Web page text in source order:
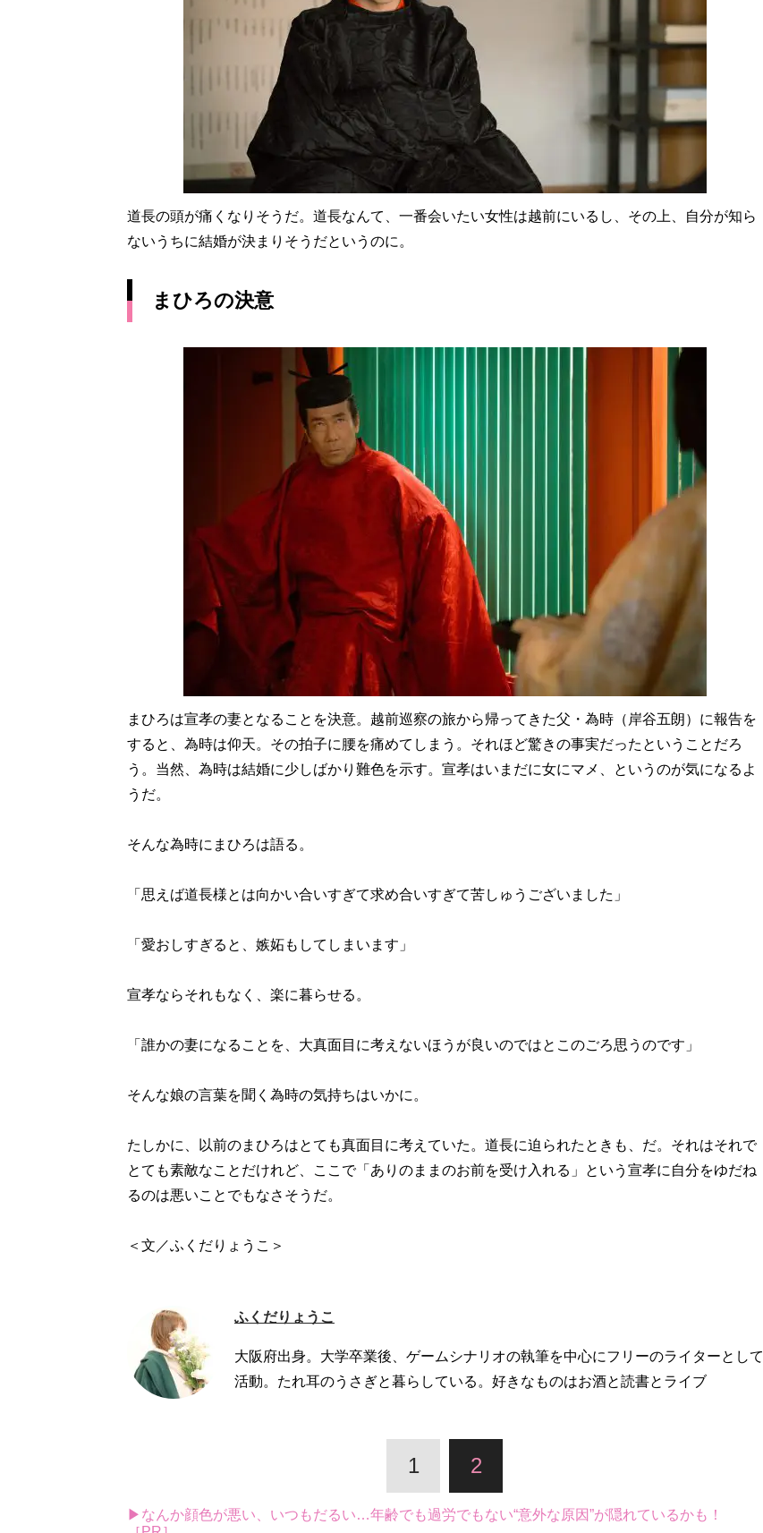
道長の頭が痛くなりそうだ。道長なんて、一番会いたい女性は越前にいるし、その上、自分が知ら
ないうちに結婚が決まりそうだというのに。
まひろの決意
まひろは宣孝の妻となることを決意。越前巡察の旅から帰ってきた父・為時（岸谷五朗）に報告を
すると、為時は仰天。その拍子に腰を痛めてしまう。それほど驚きの事実だったということだろ
う。当然、為時は結婚に少しばかり難色を示す。宣孝はいまだに女にマメ、というのが気になるよ
うだ。
そんな為時にまひろは語る。
「思えば道長様とは向かい合いすぎて求め合いすぎて苦しゅうございました」
「愛おしすぎると、嫉妬もしてしまいます」
宣孝ならそれもなく、楽に暮らせる。
「誰かの妻になることを、大真面目に考えないほうが良いのではとこのごろ思うのです」
そんな娘の言葉を聞く為時の気持ちはいかに。
たしかに、以前のまひろはとても真面目に考えていた。道長に迫られたときも、だ。それはそれで
とても素敵なことだけれど、ここで「ありのままのお前を受け入れる」という宣孝に自分をゆだね
るのは悪いことでもなさそうだ。
＜文／ふくだりょうこ＞
ふくだりょうこ
大阪府出身。大学卒業後、ゲームシナリオの執筆を中心にフリーのライターとして
活動。たれ耳のうさぎと暮らしている。好きなものはお酒と読書とライブ
1 2
▶なんか顔色が悪い、いつもだるい…年齢でも過労でもない“意外な原因”が隠れているかも！